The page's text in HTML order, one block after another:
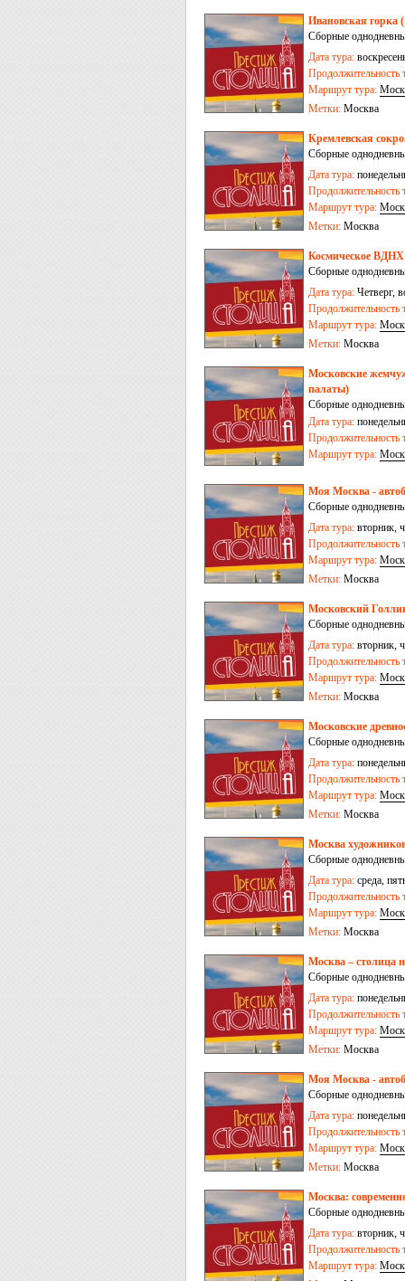
Ивановская горка
Сборные
Дата тура:
Продолжительность
Маршрут тура:
Метки: Москва
Кремлевская
Сборные
Дата тура:
Продолжительность
Маршрут тура:
Метки: Москва
Космическое ВДНХ
Сборные
Дата тура: Четверг,
Продолжительность
Маршрут тура:
Метки: Москва
Московские
палаты)
Сборные
Дата тура:
Продолжительность
Маршрут тура:
Моя Москва -
Сборные
Дата тура: вторник,
Продолжительность
Маршрут тура:
Метки: Москва
Московский
Сборные
Дата тура: вторник,
Продолжительность
Маршрут тура:
Метки: Москва
Московские
Сборные
Дата тура:
Продолжительность
Маршрут тура:
Метки: Москва
Москва
Сборные
Дата тура: среда,
Продолжительность
Маршрут тура:
Метки: Москва
Москва – столица
Сборные
Дата тура:
Продолжительность
Маршрут тура:
Метки: Москва
Моя Москва -
Сборные
Дата тура:
Продолжительность
Маршрут тура:
Метки: Москва
Москва:
Сборные
Дата тура: вторник,
Продолжительность
Маршрут тура: